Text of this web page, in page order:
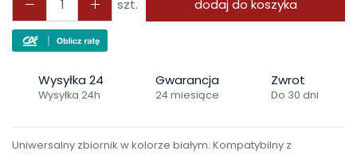
szt. dodaj do koszyka
Wysyłka 24
Wysyłka 24h
Gwarancja
24 miesiące
Zwrot
Do 30 dni
Uniwersalny zbiornik w kolorze białym. Kompatybilny z